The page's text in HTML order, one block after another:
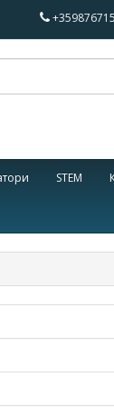
STEM